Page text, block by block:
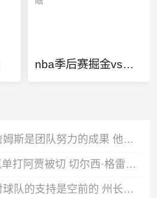
nba季后赛掘金vs爵士g3前瞻
76人老板：签下詹姆斯是团队努力的成果 他相信我们具备夺冠实力
一波三折！克拉克单打阿贾被切 切尔西·格雷飙压哨三分绝杀比赛
76人老板：费城对球队的支持是空前的 州长甚至设立了勒布朗日